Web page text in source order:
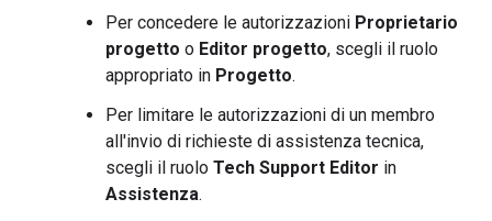
Per concedere le autorizzazioni Proprietario
progetto o Editor progetto, scegli il ruolo
appropriato in Progetto.
Per limitare le autorizzazioni di un membro
all'invio di richieste di assistenza tecnica,
scegli il ruolo Tech Support Editor in
Assistenza.